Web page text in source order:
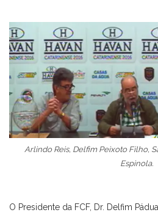
Arlindo Reis, Delfim Peixoto Filho,
Espinola.
O Presidente da FCF, Dr. Delfim